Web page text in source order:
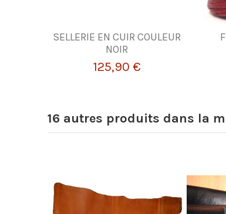
SELLERIE EN CUIR COULEUR
NOIR
125,90 €
16 autres produits dans la